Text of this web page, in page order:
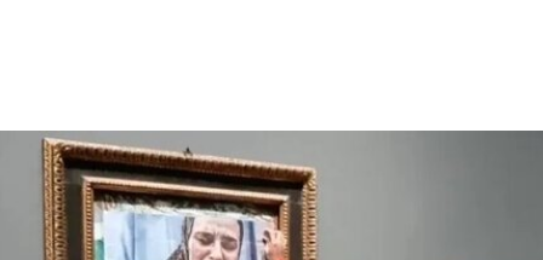
同创立了贾德森舞蹈剧院（Judson Dance
Theater），其成员在此后十年间重塑了现代舞的
发展轨迹。多年后，帕克斯顿曾写道：“福蒂这组激
进的作品，就像一颗投入平静池塘中的石子，激起